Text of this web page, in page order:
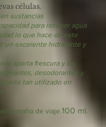
células.
sustancias
para retener agua
lo que hace de este
un excelente hidratante y
aporta frescura y las
desodorantes y
tan utilizado en
tamaño de viaje.100 ml.